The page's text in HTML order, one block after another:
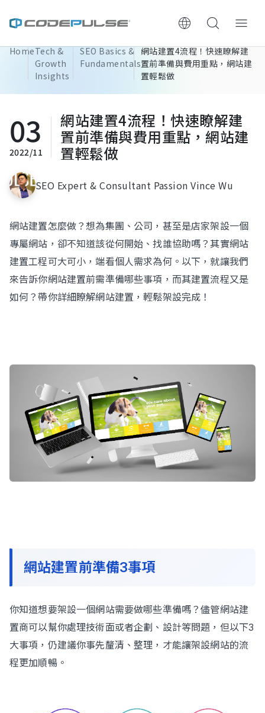
ChooWe AI仿生客服
Services & Pricing
Website Construction Process
Portfolio
Case Studies: Strategic Insights
HomeTech &
Growth
Insights
SEO Basics &
Fundamentals
網站建置4流程！快速瞭解建
置前準備與費用重點，網站建
置輕鬆做
03
2022/11
網站建置4流程！快速瞭解建
置前準備與費用重點，網站建
置輕鬆做
SEO Expert & Consultant Passion Vince Wu
網站建置怎麼做？想為集團、公司，甚至是店家架設一個
專屬網站，卻不知道該從何開始、找誰協助嗎？其實網站
建置工程可大可小，端看個人需求為何。以下，就讓我們
來告訴你網站建置前需準備哪些事項，而其建置流程又是
如何？帶你詳細瞭解網站建置，輕鬆架設完成！
網站建置前準備3事項
你知道想要架設一個網站需要做哪些準備嗎？儘管網站建
置商可以幫你處理技術面或者企劃、設計等問題，但以下3
大事項，仍建議你事先釐清、整理，才能讓架設網站的流
程更加順暢。